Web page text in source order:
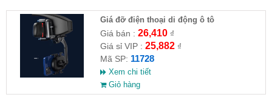
Giá đỡ điện thoại di động ô tô
Giá bán : 26,410₫
Giá sỉ VIP : 25,882₫
Mã SP: 11728
Xem chi tiết
Giỏ hàng